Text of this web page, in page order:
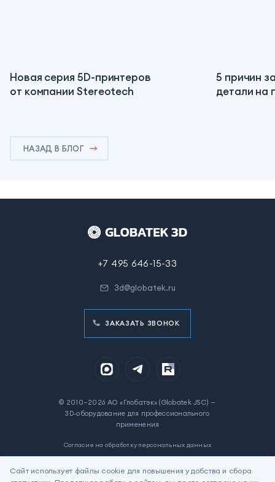
Новая серия 5D-принтеров
от компании Stereotech
5 причин
детали на
НАЗАД В БЛОГ
+7 495 646-15-33
3d@globatek.ru
ЗАКАЗАТЬ ЗВОНОК
© 2010–2026 АО «Глобатэк» (Globatek JSC) —
3D‑оборудование для профессионального
применения
Согласие на обработку персональных данных
Сайт использует файлы cookie для повышения удобства и сбора